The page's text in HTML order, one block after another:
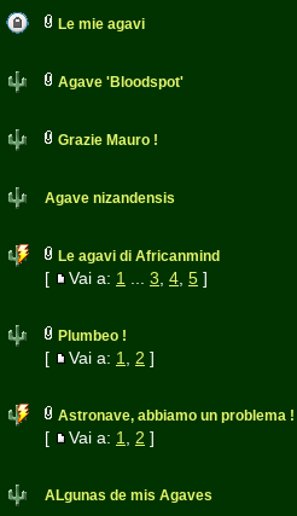
Le mie agavi
Agave 'Bloodspot'
Grazie Mauro !
Agave nizandensis
Le agavi di Africanmind
[ Vai a: 1 3 4, 5]
Plumbeo !
[ Vai a: 1 2 ]
Astronave, abbiamo un problema !
[ Vai a: 1 2 ]
ALgunas de mis Agaves